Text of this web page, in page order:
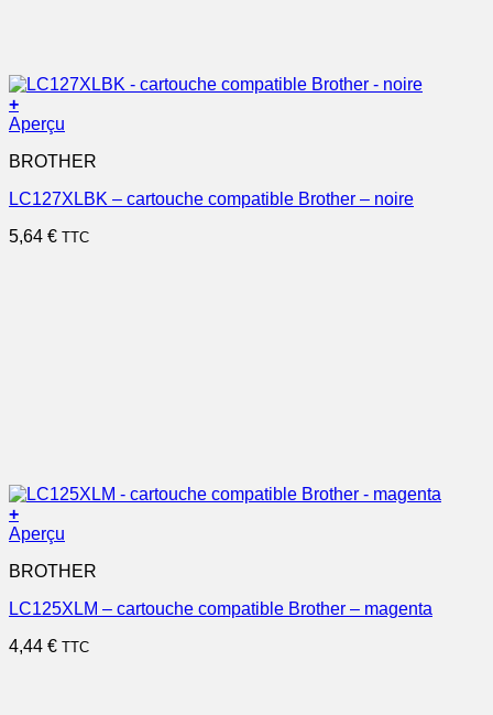
+
Aperçu
BROTHER
LC127XLBK – cartouche compatible Brother – noire
5,64 € TTC
+
Aperçu
BROTHER
LC125XLM – cartouche compatible Brother – magenta
4,44 € TTC